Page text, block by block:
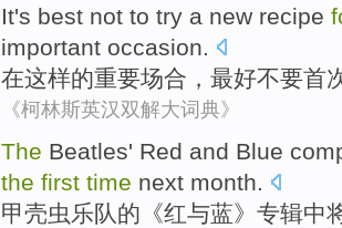
It's best not to try a new recipe
important occasion.
在这样的重要场合 ， 最好不要首
《柯林斯英汉双解大词典》
The Beatles' Red and Blue
the first time next month.
甲壳虫 乐队的《红与蓝》 专辑中